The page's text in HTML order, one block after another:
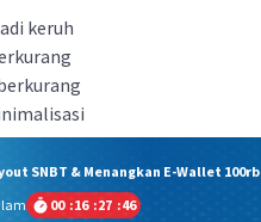
keruh
SNBT & Menangkan E-Wallet 100rb
00 :16 :27 :46